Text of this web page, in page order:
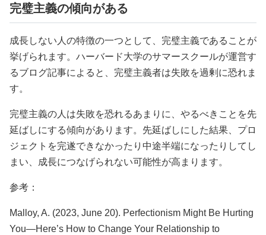
完璧主義の傾向がある
成長しない人の特徴の一つとして、完璧主義であることが
挙げられます。ハーバード大学のサマースクールが運営す
るブログ記事によると、完璧主義者は失敗を過剰に恐れま
す。
完璧主義の人は失敗を恐れるあまりに、やるべきことを先
延ばしにする傾向があります。先延ばしにした結果、プロ
ジェクトを完遂できなかったり中途半端になったりしてし
まい、成長につなげられない可能性が高まります。
参考：
Malloy, A. (2023, June 20). Perfectionism Might Be Hurting
You—Here’s How to Change Your Relationship to